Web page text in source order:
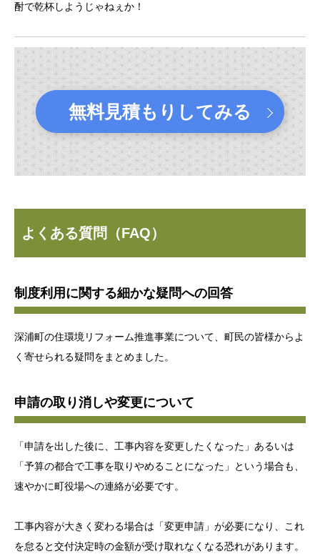
酎で乾杯しようじゃねぇか！
無料見積もりしてみる
よくある質問（FAQ）
制度利用に関する細かな疑問への回答
深浦町の住環境リフォーム推進事業について、町民の皆様からよ
く寄せられる疑問をまとめました。
申請の取り消しや変更について
「申請を出した後に、工事内容を変更したくなった」あるいは
「予算の都合で工事を取りやめることになった」という場合も、
速やかに町役場への連絡が必要です。
工事内容が大きく変わる場合は「変更申請」が必要になり、これ
を怠ると交付決定時の金額が受け取れなくなる恐れがあります。